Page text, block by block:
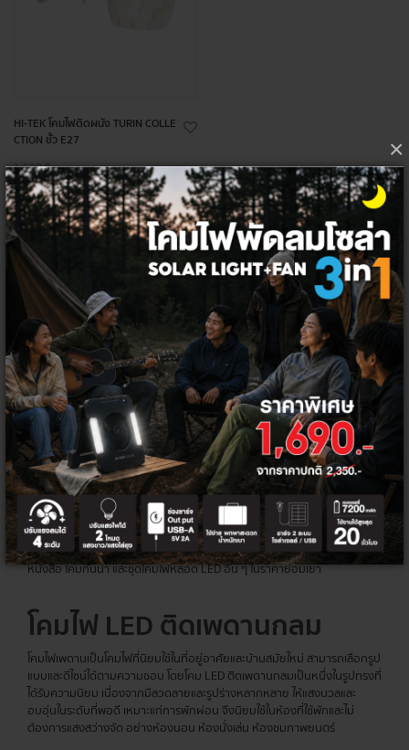
×
HI-TEK โคมไฟติดผนัง TURIN COLLE
CTION ขั้ว E27
1,690 ฿
1,600 ฿
+
โคมไฟ LED คุณภาพดี
ราคาพิเศษ
โคมไฟหลอด LED ในปัจจุบัน ไม่ได้ทำหน้าที่เพียงแค่ให้แสงสว่างภายในบ้าน
เท่านั้น แต่ยังเพิ่มความสวยงาม ให้ความรู้สึกที่อบอุ่นด้วยเช่นกัน และที่ Thai
Electricity เราคือผู้จัดจำหน่ายโคมไฟและหลอดไฟ LED ยี่ห้อ HI-TEK และ
MACAN ซึ่งเป็นแบรนด์ที่ได้รับการยอมรับว่ามีคุณภาพสูง ทันสมัย เหมาะกับ
ไลฟ์สไตล์ของคนรุ่นใหม่ เน้นการสร้างสรรค์นวัตกรรมที่สร้างความสะดวกสบาย
ไปพร้อมกับการประหยัดพลังงาน รักษาสิ่งแวดล้อม และปลอดภัยในการใช้งาน
ไม่ว่าจะเป็นโคมไฟ LED ติดเพดาน โคมไฟดาวน์ไลต์ โคมไฟสปอตไลต์ โคมไฟอ่าน
หนังสือ โคมกันน้ำ และชุดโคมไฟหลอด LED อื่น ๆ ในราคาย่อมเยา
โคมไฟ LED ติดเพดานกลม
โคมไฟเพดานเป็นโคมไฟที่นิยมใช้ในที่อยู่อาศัยและบ้านสมัยใหม่ สามารถเลือกรูป
แบบและดีไซน์ได้ตามความชอบ โดยโคม LED ติดเพดานกลมเป็นหนึ่งในรูปทรงที่
ได้รับความนิยม เนื่องจากมีลวดลายและรูปร่างหลากหลาย ให้แสงนวลและ
อบอุ่นในระดับที่พอดี เหมาะแก่การพักผ่อน จึงนิยมใช้ในห้องที่ใช้พักและไม่
ต้องการแสงสว่างจัด อย่างห้องนอน ห้องนั่งเล่น ห้องชมภาพยนตร์